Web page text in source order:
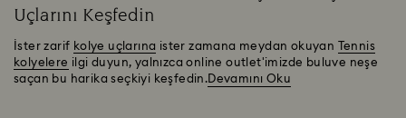
Uçlarını Keşfedin
İster zarif kolye uçlarına ister zamana meydan okuyan
Tennis
kolyelere ilgi duyun, yalnızca online outlet'imizde buluve neşe
saçan bu harika seçkiyi keşfedin.Devamını Oku